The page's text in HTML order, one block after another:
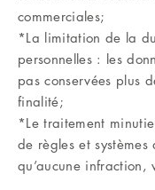
commerciales;
*La limitation de la
personnelles : les
pas conservées plus
finalité;
*Le traitement
de règles et
qu’aucune infraction,